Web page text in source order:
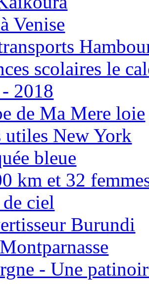
Venise
scolaires le
2018
de Ma Mere loie
utiles New York
bleue
km et 32
ciel
Burundi
- Une